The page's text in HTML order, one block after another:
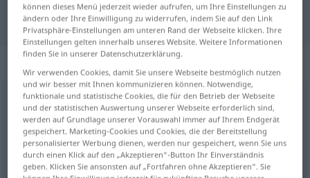
Übersetzung
„gewählt“
gewählt
Übersicht aller Übersetzungen
(Für mehr Details die Übersetzung anklicken/antippen)
verzorgd
können dieses Menü jederzeit wieder aufrufen, um Ihre Einstellungen zu
ändern oder Ihre Einwilligung zu widerrufen, indem Sie auf den Link
Privatsphäre-Einstellungen am unteren Rand der Webseite klicken. Ihre
Einstellungen gelten innerhalb unseres Website. Weitere Informationen
finden Sie in unserer Datenschutzerklärung.
Wir verwenden Cookies, damit Sie unsere Webseite bestmöglich nutzen
und wir besser mit Ihnen kommunizieren können. Notwendige,
funktionale und statistische Cookies, die für den Betrieb der Webseite
und der statistischen Auswertung unserer Webseite erforderlich sind,
werden auf Grundlage unserer Vorauswahl immer auf Ihrem Endgerät
gespeichert. Marketing-Cookies und Cookies, die der Bereitstellung
personalisierter Werbung dienen, werden nur gespeichert, wenn Sie uns
durch einen Klick auf den „Akzeptieren“-Button Ihr Einverständnis
geben. Klicken Sie ansonsten auf „Fortfahren ohne Akzeptieren“. Sie